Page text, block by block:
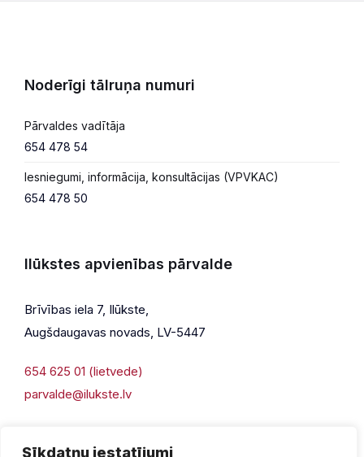
Sīkdatņu iestatījumi
Noderīgi tālruņa numuri
Pārvaldes vadītāja
654 478 54
Iesniegumi, informācija, konsultācijas (VPVKAC)
654 478 50
Ilūkstes apvienības pārvalde
Brīvības iela 7, Ilūkste,
Augšdaugavas novads, LV-5447
654 625 01 (lietvede)
parvalde@ilukste.lv